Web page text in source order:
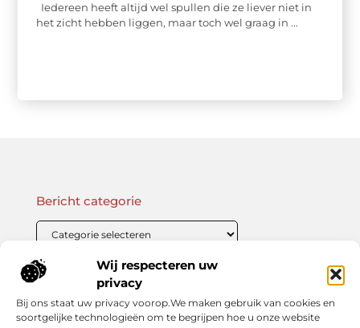
Wij respecteren uw
privacy
Bij ons staat uw privacy voorop.We maken gebruik van cookies en
soortgelijke technologieën om te begrijpen hoe u onze website
Iedereen heeft altijd wel spullen die ze liever niet in
het zicht hebben liggen, maar toch wel graag in ...
Onze informatie
Bericht categorie